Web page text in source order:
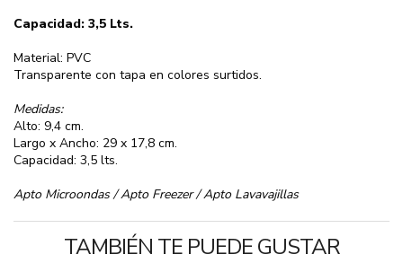
Capacidad: 3,5 Lts.
Material: PVC
Transparente con tapa en colores surtidos.
Medidas:
Alto: 9,4 cm.
Largo x Ancho: 29 x 17,8 cm.
Capacidad: 3,5 lts.
Apto Microondas / Apto Freezer / Apto Lavavajillas
TAMBIÉN TE PUEDE GUSTAR